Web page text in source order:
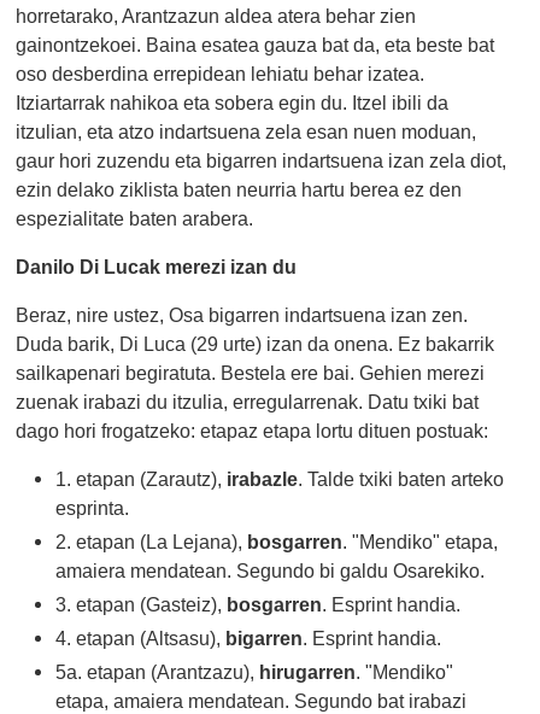
horretarako, Arantzazun aldea atera behar zien
gainontzekoei. Baina esatea gauza bat da, eta beste bat
oso desberdina errepidean lehiatu behar izatea.
Itziartarrak nahikoa eta sobera egin du. Itzel ibili da
itzulian, eta atzo indartsuena zela esan nuen moduan,
gaur hori zuzendu eta bigarren indartsuena izan zela diot,
ezin delako ziklista baten neurria hartu berea ez den
espezialitate baten arabera.
Danilo Di Lucak merezi izan du
Beraz, nire ustez, Osa bigarren indartsuena izan zen.
Duda barik, Di Luca (29 urte) izan da onena. Ez bakarrik
sailkapenari begiratuta. Bestela ere bai. Gehien merezi
zuenak irabazi du itzulia, erregularrenak. Datu txiki bat
dago hori frogatzeko: etapaz etapa lortu dituen postuak:
1. etapan (Zarautz), irabazle. Talde txiki baten arteko
esprinta.
2. etapan (La Lejana), bosgarren. "Mendiko" etapa,
amaiera mendatean. Segundo bi galdu Osarekiko.
3. etapan (Gasteiz), bosgarren. Esprint handia.
4. etapan (Altsasu), bigarren. Esprint handia.
5a. etapan (Arantzazu), hirugarren. "Mendiko"
etapa, amaiera mendatean. Segundo bat irabazi